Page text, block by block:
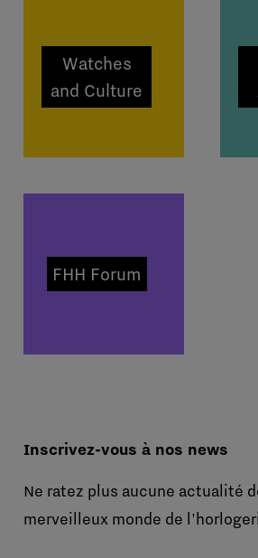
Watches
and Culture
FHH Forum
Inscrivez-vous à nos news
Ne ratez plus aucune actualité
merveilleux monde de